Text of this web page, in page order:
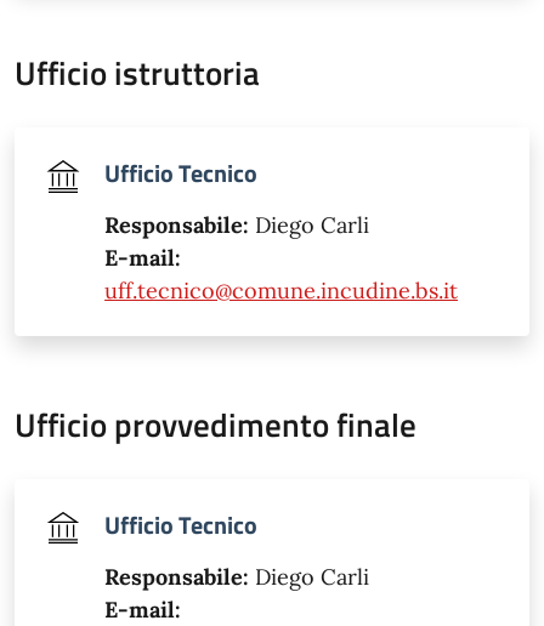
Ufficio istruttoria
Ufficio Tecnico
Responsabile: Diego Carli
E-mail:
uff.tecnico@comune.incudine.bs.it
Ufficio provvedimento finale
Ufficio Tecnico
Responsabile: Diego Carli
E-mail: